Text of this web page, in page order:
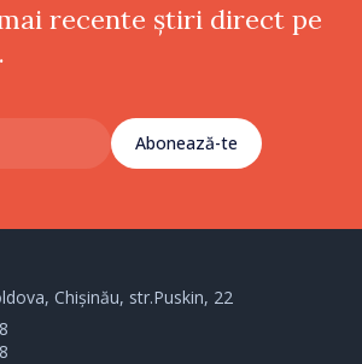
recente știri direct pe
Abonează-te
Chișinău, str.Puskin, 22